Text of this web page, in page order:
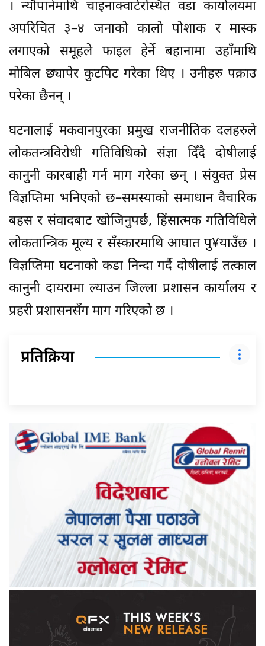
। न्यौपानेमाथि चाइनाक्वार्टरस्थित वडा कार्यालयमा
अपरिचित ३–४ जनाको कालो पोशाक र मास्क
लगाएको समूहले फाइल हेर्ने बहानामा उहाँमाथि
मोबिल छ्यापेर कुटपिट गरेका थिए । उनीहरु पक्राउ
परेका छैनन् ।
घटनालाई मकवानपुरका प्रमुख राजनीतिक दलहरुले
लोकतन्त्रविरोधी गतिविधिको संज्ञा दिँदै दोषीलाई
कानुनी कारबाही गर्न माग गरेका छन् । संयुक्त प्रेस
विज्ञप्तिमा भनिएको छ–समस्याको समाधान वैचारिक
बहस र संवादबाट खोजिनुपर्छ, हिंसात्मक गतिविधिले
लोकतान्त्रिक मूल्य र सँस्कारमाथि आघात पु¥याउँछ ।
विज्ञप्तिमा घटनाको कडा निन्दा गर्दै दोषीलाई तत्काल
कानुनी दायरामा ल्याउन जिल्ला प्रशासन कार्यालय र
प्रहरी प्रशासनसँग माग गरिएको छ ।
प्रतिक्रिया